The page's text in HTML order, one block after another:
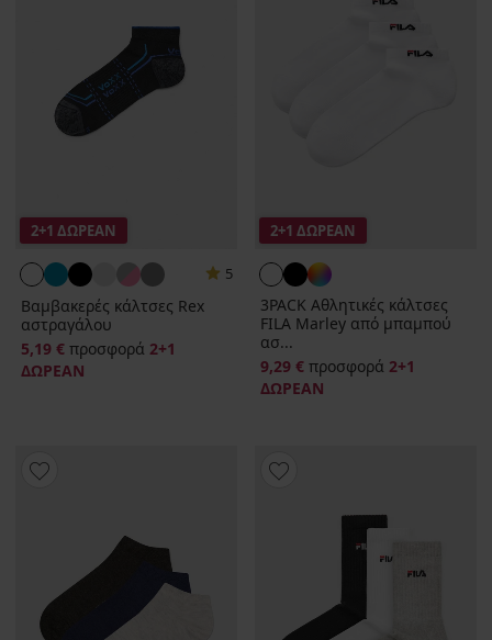
2+1 ΔΩΡΕΑΝ
5
Βαμβακερές κάλτσες Rex
αστραγάλου
5,19 € προσφορά 2+1
ΔΩΡΕΑΝ
2+1 ΔΩΡΕΑΝ
3PACK Αθλητικές κάλτσες
FILA Marley από μπαμπού
ασ...
9,29 € προσφορά 2+1
ΔΩΡΕΑΝ